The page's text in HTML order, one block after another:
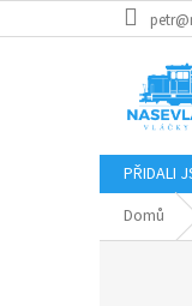
na
PŘIDALI
Domů